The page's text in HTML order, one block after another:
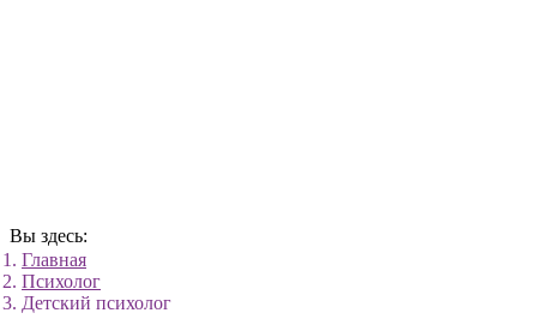
Вы здесь:
Главная
Психолог
Детский психолог